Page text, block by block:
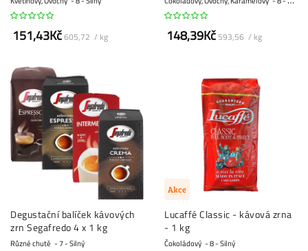
151,43Kč605,72 / kg 148,39Kč 593,56 / kg
Degustační balíček kávových
zrn Segafredo 4 x 1 kg
Různé chutě 7 - Silný
Akce
Lucaffé Classic - kávová zrna
- 1 kg
Čokoládový 8 - Silný